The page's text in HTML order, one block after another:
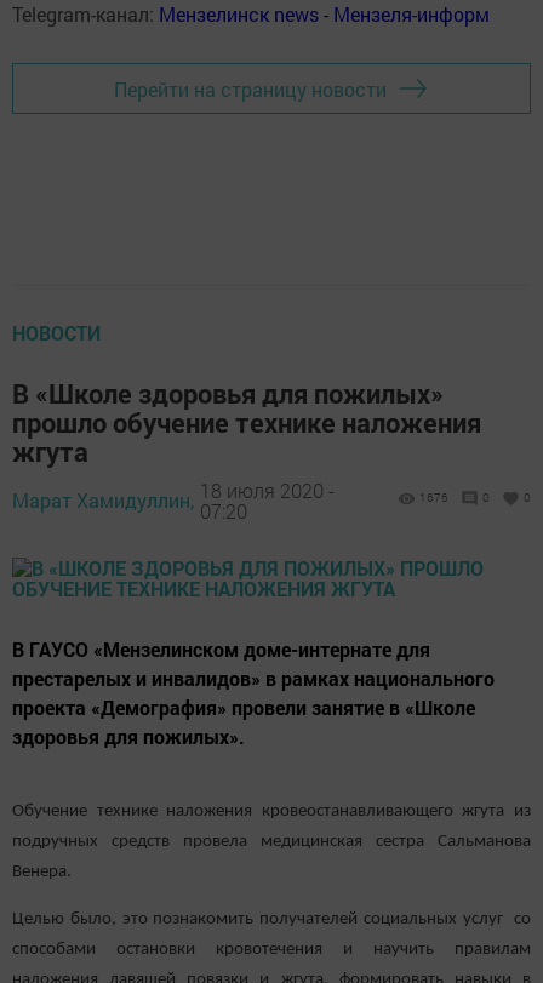
Telegram-канал: Мензелинск news - Мензеля-информ
Перейти на страницу новости
НОВОСТИ
В «Школе здоровья для пожилых»
прошло обучение технике наложения
жгута
Марат Хамидуллин, 18 июля 2020 -
07:20
1676 0 0
В ГАУСО «Мензелинском доме-интернате для
престарелых и инвалидов» в рамках национального
проекта «Демография» провели занятие в «Школе
здоровья для пожилых».
Обучение технике наложения кровеостанавливающего жгута из
подручных средств провела медицинская сестра Сальманова
Венера.
Целью было, это познакомить получателей социальных услуг со
способами остановки кровотечения и научить правилам